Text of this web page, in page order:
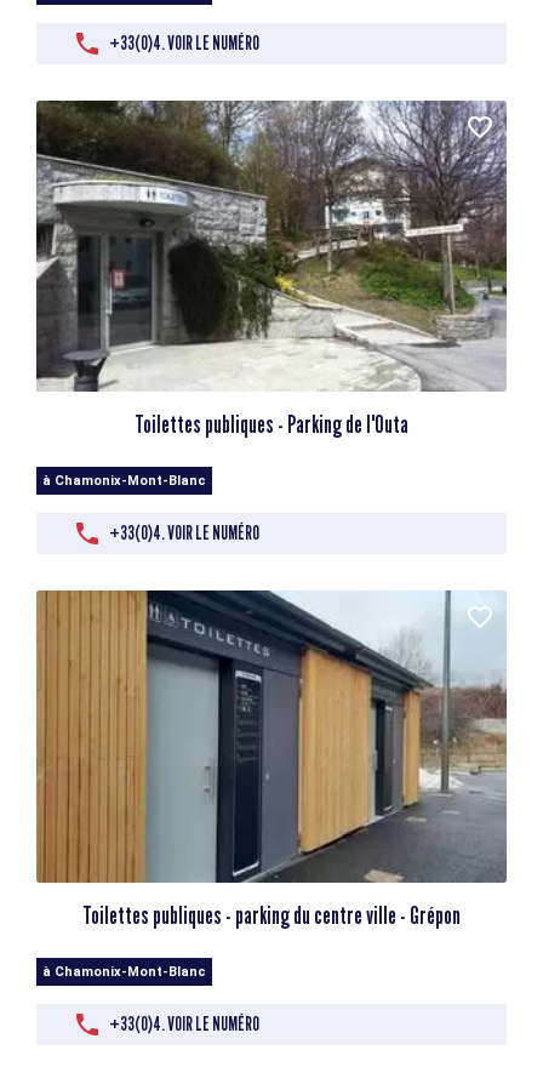
+33(0)4. VOIR LE NUMÉRO
Toilettes publiques - Parking de l'Outa
à Chamonix-Mont-Blanc
+33(0)4. VOIR LE NUMÉRO
Toilettes publiques - parking du centre ville - Grépon
à Chamonix-Mont-Blanc
+33(0)4. VOIR LE NUMÉRO